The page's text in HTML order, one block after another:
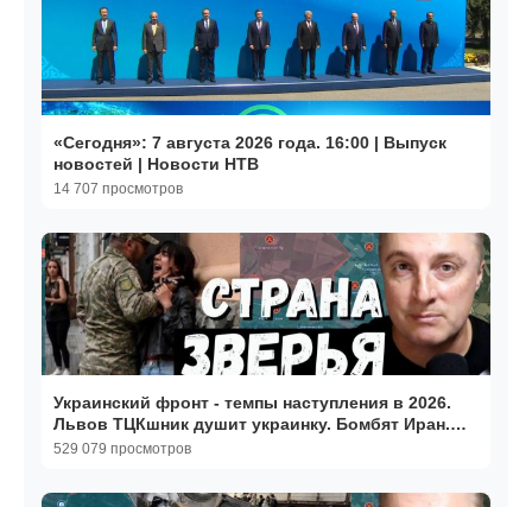
«Сегодня»: 7 августа 2026 года. 16:00 | Выпуск
новостей | Новости НТВ
14 707 просмотров
Украинский фронт - темпы наступления в 2026.
Львов ТЦКшник душит украинку. Бомбят Иран.
15.07.26
529 079 просмотров